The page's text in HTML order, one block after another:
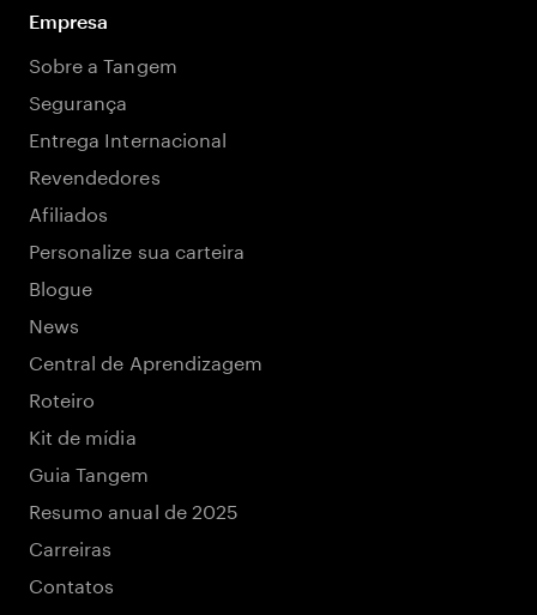
Empresa
Sobre a Tangem
Segurança
Entrega Internacional
Revendedores
Afiliados
Personalize sua carteira
Blogue
News
Central de Aprendizagem
Roteiro
Kit de mídia
Guia Tangem
Resumo anual de 2025
Carreiras
Contatos